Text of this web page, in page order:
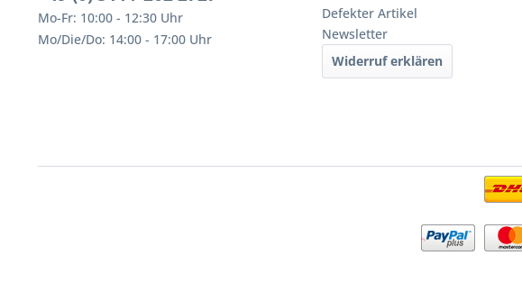
Mo-Fr: 10:00 - 12:30 Uhr
Mo/Die/Do: 14:00 - 17:00 Uhr
Defekter Artikel
Newsletter
Widerruf erklären